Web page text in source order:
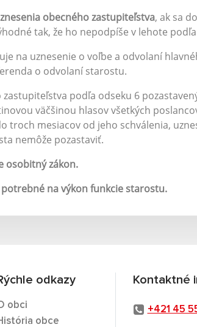
obecného zastupiteľstva, ak sa
tak, že ho nepodpíše v lehote podľa
na uznesenie o voľbe a odvolaní
o odvolaní starostu.
podľa odseku 6
väčšinou hlasov všetkých
troch mesiacov od jeho schválenia,
nemôže pozastaviť.
osobitný zákon.
na výkon funkcie starostu.
odkazy
obci
obce
Kontaktné
+421 45